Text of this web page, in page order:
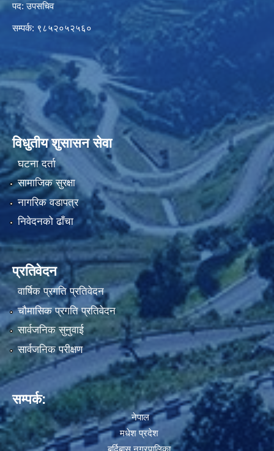
पद: उपसचिव
सम्पर्क: ९८५२०५२५६०
विधुतीय शुसासन सेवा
घटना दर्ता
सामाजिक सुरक्षा
नागरिक वडापत्र
निवेदनको ढाँचा
प्रतिवेदन
वार्षिक प्रगति प्रतिवेदन
चौमासिक प्रगति प्रतिवेदन
सार्वजनिक सुनुवाई
सार्वजनिक परीक्षण
सम्पर्क:
नेपाल
मधेश प्रदेश
बर्दिबास नगरपालिका